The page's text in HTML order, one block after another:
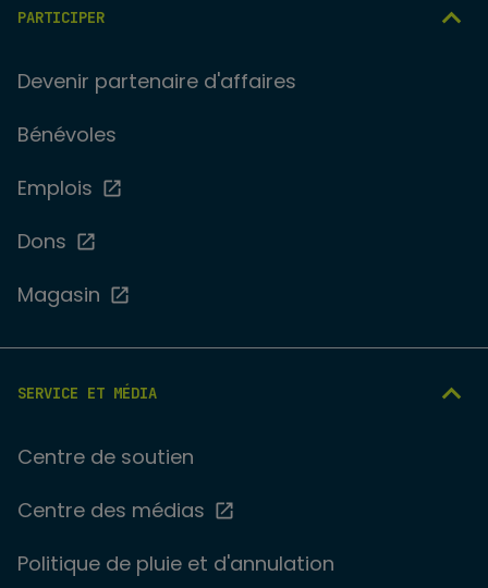
PARTICIPER
Devenir partenaire d'affaires
Bénévoles
Emplois
Dons
Magasin
SERVICE ET MÉDIA
Centre de soutien
Centre des médias
Politique de pluie et d'annulation